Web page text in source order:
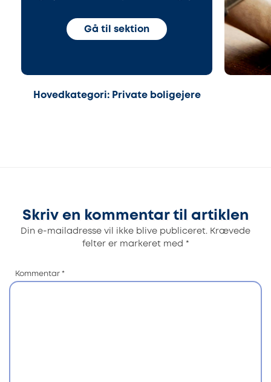
Gå til sektion
Hovedkategori: Private boligejere
Skriv en kommentar til artiklen
Din e-mailadresse vil ikke blive publiceret. Krævede
felter er markeret med *
Kommentar *